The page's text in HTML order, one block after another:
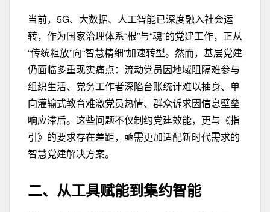
当前，5G、大数据、人工智能已深度融入社会运
转，作为国家治理体系“根”与“魂”的党建工作，正从
“传统粗放”向“智慧精细”加速转型。然而，基层党建
仍面临多重现实痛点：流动党员因地域阻隔难参与
组织生活、党务工作者深陷台账统计难以抽身、单
向灌输式教育难激党员热情、群众诉求因信息壁垒
响应滞后。这些问题不仅制约党建效能，更与《指
引》的要求存在差距，亟需更加适配新时代需求的
智慧党建解决方案。
二、从工具赋能到集约智能